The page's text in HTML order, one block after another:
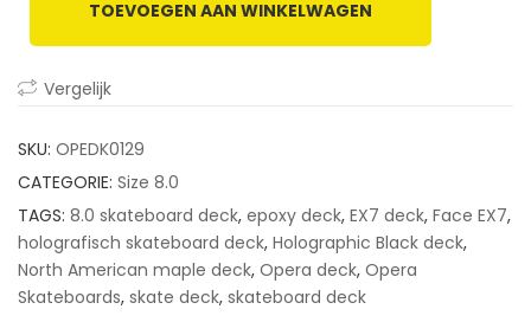
customer
ratings
TOEVOEGEN AAN WINKELWAGEN
Vergelijk
SKU: OPEDK0129
CATEGORIE: Size 8.0
TAGS: 8.0 skateboard deck, epoxy deck, EX7 deck, Face EX7,
holografisch skateboard deck, Holographic Black deck,
North American maple deck, Opera deck, Opera
Skateboards, skate deck, skateboard deck